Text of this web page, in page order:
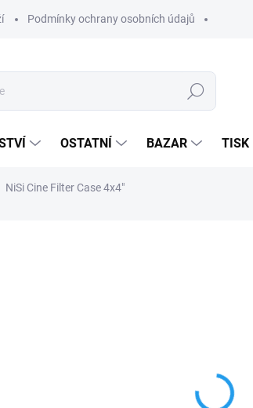
Podmínky ochrany osobních údajů
Hledat
OSTATNÍ BAZAR TISK
NiSi Cine Filter Case 4x4"